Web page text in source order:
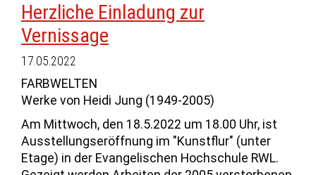
Herzliche Einladung zur
Vernissage
17.05.2022
FARBWELTEN
Werke von Heidi Jung (1949-2005)
Am Mittwoch, den 18.5.2022 um 18.00 Uhr, ist
Ausstellungseröffnung im "Kunstflur" (unter
Etage) in der Evangelischen Hochschule RWL.